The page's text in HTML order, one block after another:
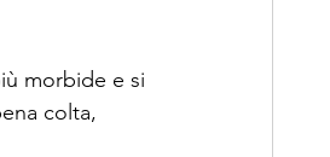
morbide e si
colta,